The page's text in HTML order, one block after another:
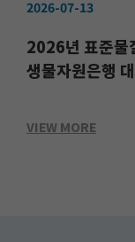
2026-07-13
2026년 표준물
생물자원은행
VIEW MORE